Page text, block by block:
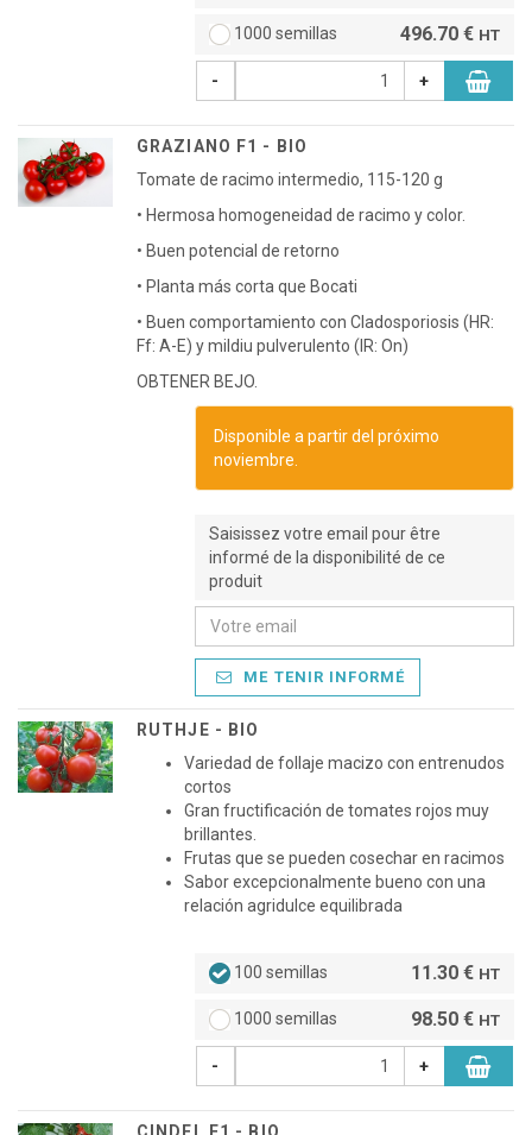
1000 semillas 496.70 € HT
- +
GRAZIANO F1 - BIO
Tomate de racimo intermedio, 115-120 g
• Hermosa homogeneidad de racimo y color.
• Buen potencial de retorno
• Planta más corta que Bocati
• Buen comportamiento con Cladosporiosis (HR:
Ff: A-E) y mildiu pulverulento (IR: On)
OBTENER BEJO.
Disponible a partir del próximo
noviembre.
Saisissez votre email pour être
informé de la disponibilité de ce
produit
ME TENIR INFORMÉ
RUTHJE - BIO
Variedad de follaje macizo con entrenudos
cortos
Gran fructificación de tomates rojos muy
brillantes.
Frutas que se pueden cosechar en racimos
Sabor excepcionalmente bueno con una
relación agridulce equilibrada
100 semillas 11.30 € HT
1000 semillas 98.50 € HT
- +